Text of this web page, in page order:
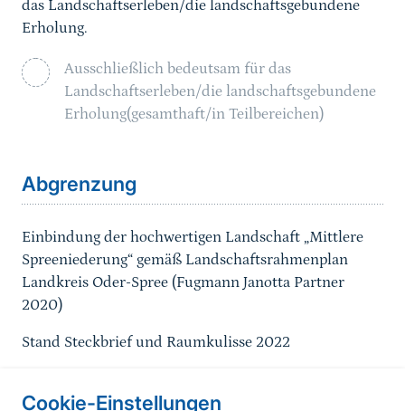
Cookie-Einstellungen
das Landschaftserleben/die landschaftsgebundene
Erholung.
Ausschließlich bedeutsam für das
Landschaftserleben/die landschaftsgebundene
Erholung(gesamthaft/in Teilbereichen)
Abgrenzung
Einbindung der hochwertigen Landschaft „Mittlere
Spreeniederung“ gemäß Landschaftsrahmenplan
Landkreis Oder-Spree (Fugmann Janotta Partner
2020)
Stand Steckbrief und Raumkulisse 2022